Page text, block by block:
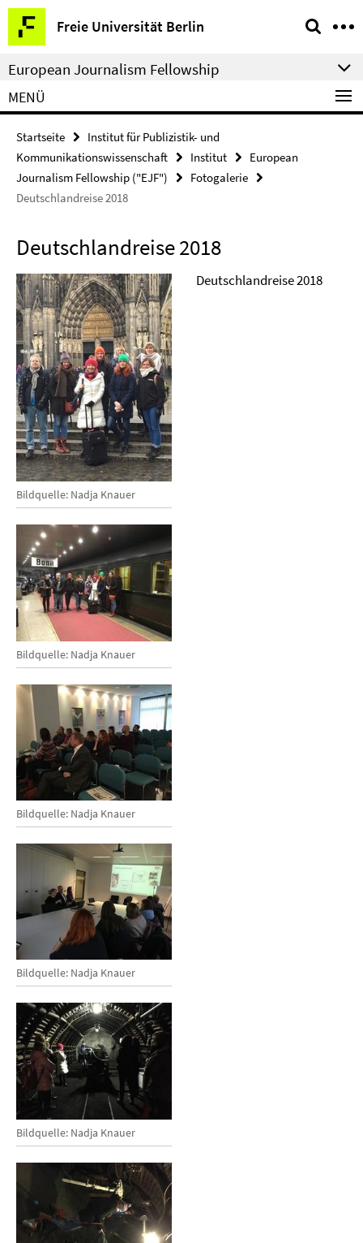
Springe
direkt
zu
Inhalt
Freie Universität Berlin
Service-
Navigation
European Journalism Fellowship
MENÜ
Startseite
Institut für Publizistik- und
Kommunikationswissenschaft
Institut
European
Journalism Fellowship ("EJF")
Fotogalerie
Deutschlandreise 2018
Deutschlandreise 2018
Bildquelle: Nadja Knauer
Bildquelle: Nadja Knauer
Bildquelle: Nadja Knauer
Bildquelle: Nadja Knauer
Bildquelle: Nadja Knauer
Deutschlandreise 2018